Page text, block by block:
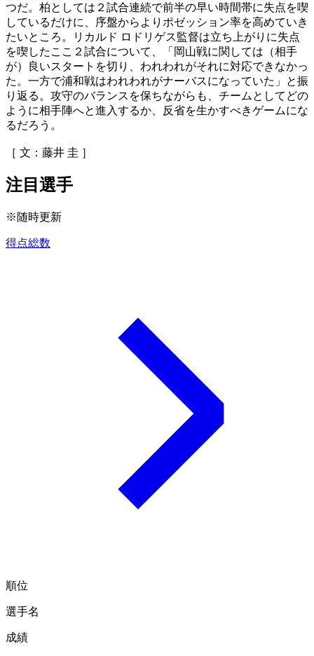
つだ。柏としては２試合連続で前半の早い時間帯に失点を喫
しているだけに、序盤からよりポゼッション率を高めていき
たいところ。リカルド ロドリゲス監督は立ち上がりに失点
を喫したここ２試合について、「岡山戦に関しては（相手
が）良いスタートを切り、われわれがそれに対応できなかっ
た。一方で浦和戦はわれわれがナーバスになっていた」と振
り返る。攻守のバランスを保ちながらも、チームとしてどの
ように相手陣へと進入するか、反省を生かすべきゲームにな
るだろう。
［ 文：藤井 圭 ］
注目選手
※随時更新
得点総数
順位
選手名
成績